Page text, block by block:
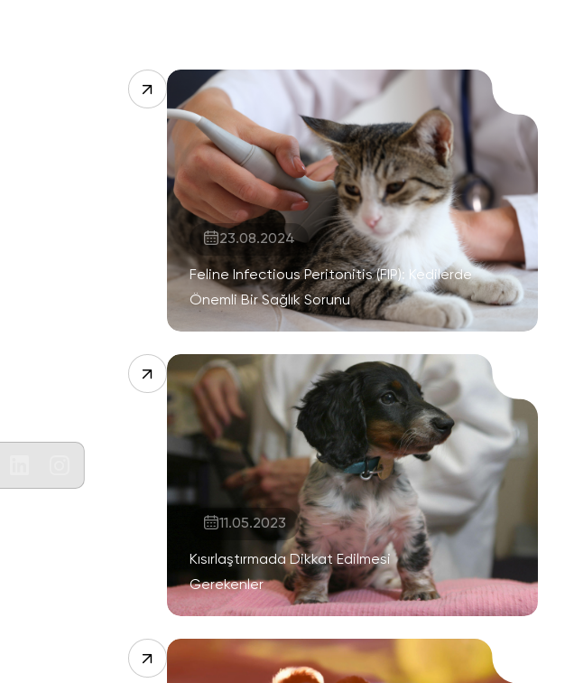
23.08.2024
Feline Infectious Peritonitis (FIP): Kedilerde
Önemli Bir Sağlık Sorunu
11.05.2023
Kısırlaştırmada Dikkat Edilmesi
Gerekenler